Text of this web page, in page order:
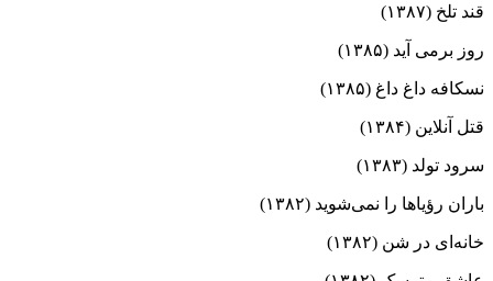
قند تلخ (۱۳۸۷)
روز برمی آید (۱۳۸۵)
نسکافه داغ داغ (۱۳۸۵)
قتل آنلاین (۱۳۸۴)
سرود تولد (۱۳۸۳)
باران رؤیاها را نمی‌شوید (۱۳۸۲)
خانه‌ای در شن (۱۳۸۲)